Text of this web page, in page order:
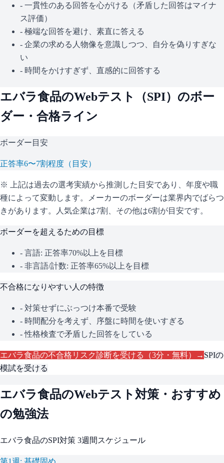
- 一貫性のある回答を心がける（矛盾した回答はマイナ
ス評価）
- 極端な回答を避け、素直に答える
- 企業の求める人物像を意識しつつ、自分を偽りすぎな
い
- 時間をかけすぎず、直感的に回答する
エバラ食品のWebテスト（SPI）のボー
ダー・合格ライン
ボーダー目安
正答率6〜7割程度（目安）
※ 上記は過去の選考実績から推測した目安であり、年度や職
種によって変動します。
メーカーのボーダーは業界内でばらつ
きがあります。人気企業は7割、その他は6割が目安です。
ボーダーを超えるための目標
- 言語: 正答率70%以上を目標
- 非言語/計数: 正答率65%以上を目標
不合格になりやすい人の特徴
- 対策せずにぶっつけ本番で受験
- 時間配分を考えず、序盤に時間を使いすぎる
- 性格検査で矛盾した回答をしている
エバラ食品の不合格リスク診断を受ける（3分・無料）→ SPIの
模試を受ける
エバラ食品のWebテスト対策・おすすめ
の勉強法
エバラ食品のSPI対策 3週間スケジュール
第1週: 基礎固め